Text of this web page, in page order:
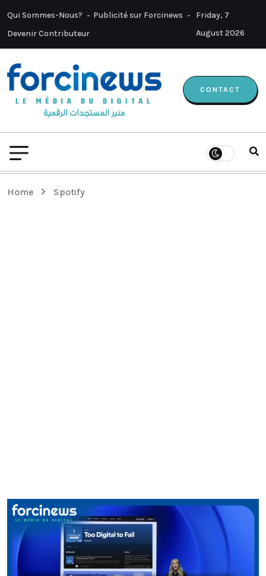
Qui Sommes-Nous?
Publicité sur Forcinews
Devenir Contributeur
Friday, 7
August 2026
CONTACT
Home Spotify